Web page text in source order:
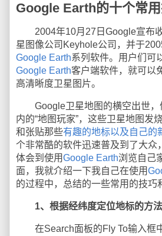
Google Earth的十个常用
2004年10月27日Google宣布收
星图像公司Keyhole公司，并于
Google Earth系列软件。用户们可
Google Earth客户端软件，就可以
高清晰度卫星图片。
Google卫星地图的横空出世，
内的“地图玩家”，这些卫星地图发
和张贴那些有趣的地标以及自己的
个非常酷的软件迅速普及到了大众
体会到使用Google Earth浏览自己
面，我就介绍一下我自己在使用
的过程中，总结的一些常用的技巧
1、根据经纬度定位地标的方法
在Search面板的Fly To输入框